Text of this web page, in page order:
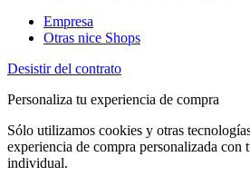
Empresa
Otras nice Shops
Desistir del contrato
Personaliza tu experiencia de compra
Sólo utilizamos cookies y otras
experiencia de compra personalizada con
individual.